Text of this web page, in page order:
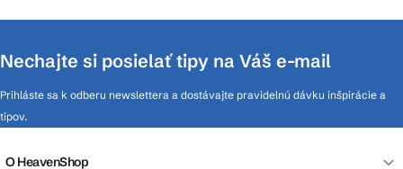
Nechajte si posielať tipy na Váš e-mail
Prihláste sa k odberu newslettera a dostávajte pravidelnú dávku inšpirácie a
tipov.
O HeavenShop